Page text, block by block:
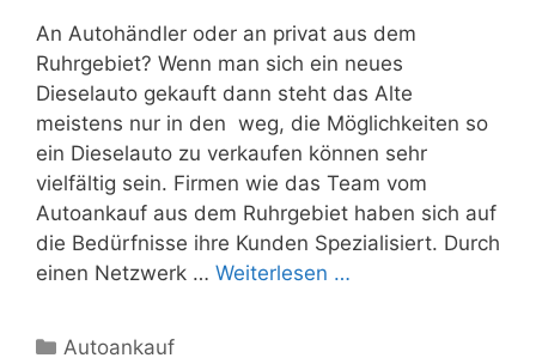
An Autohändler oder an privat aus dem
Ruhrgebiet? Wenn man sich ein neues
Dieselauto gekauft dann steht das Alte
meistens nur in den weg, die Möglichkeiten so
ein Dieselauto zu verkaufen können sehr
vielfältig sein. Firmen wie das Team vom
Autoankauf aus dem Ruhrgebiet haben sich auf
die Bedürfnisse ihre Kunden Spezialisiert. Durch
einen Netzwerk … Weiterlesen …
Kategorien
Autoankauf